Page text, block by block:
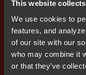
This website
We use cookies to
features, and
of our site with our
who may combine it
or that they’ve
köpeskillingen som
levereras de aktier
inte är
beräknas ske under